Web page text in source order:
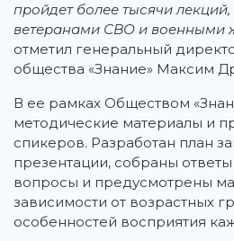
пройдет более тысячи
ветеранами СВО и военными
отметил генеральный
общества «Знание» Максим
В ее рамках Обществом
методические материалы и
спикеров. Разработан план
презентации, собраны
вопросы и предусмотрены
зависимости от возрастных
особенностей восприятия